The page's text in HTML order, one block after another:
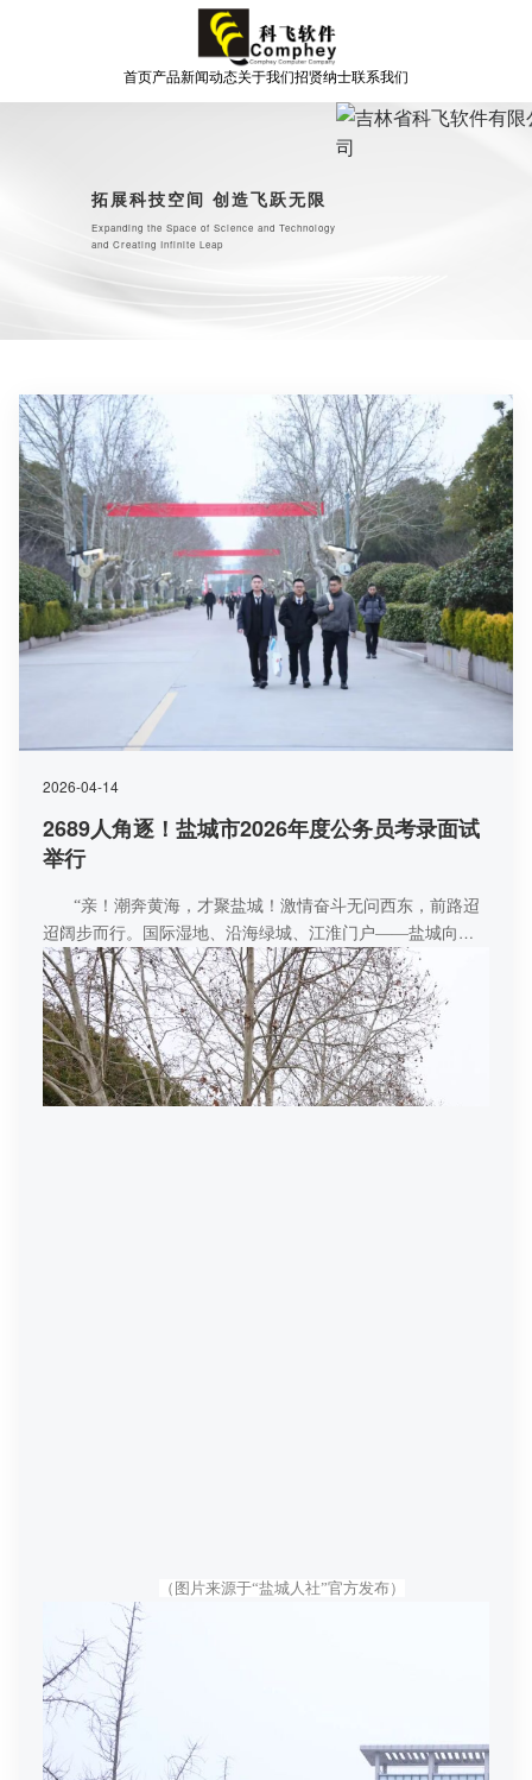
首页产品新闻动态关于我们招贤纳士联系我们
拓展科技空间 创造飞跃无限
Expanding the Space of Science and Technology
and Creating Infinite Leap
2026-04-14
2689人角逐！盐城市2026年度公务员考录面试
举行
“亲！潮奔黄海，才聚盐城！激情奋斗无问西东，前路迢
迢阔步而行。国际湿地、沿海绿城、江淮门户——盐城向您
发出‘招贤令’，邀您成为‘合伙人’，愿您心有所悦，业有所
成，万事皆可期！”3月15日下午，随着一则暖心的问候短信
发送至所有面试考生，标志着盐城市2026年度公务员考录面
试工作落下帷幕。
（图片来源于“盐城人社”官方发布）